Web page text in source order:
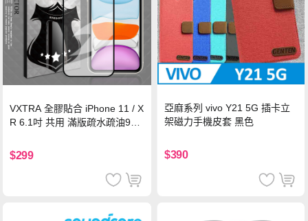
VXTRA 全膠貼合 iPhone 11 / X
R 6.1吋 共用 滿版疏水疏油9H
$299
亞麻系列 vivo Y21 5G 插卡立
架磁力手機皮套 黑色
$390